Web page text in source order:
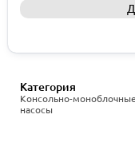
Консольно-моноблочные
насосы
Категория